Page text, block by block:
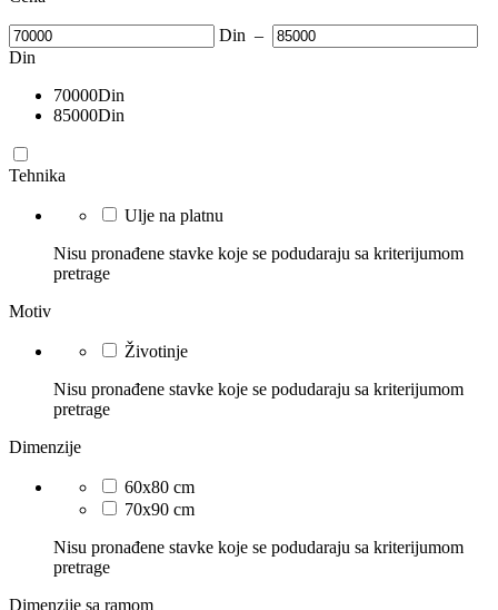
Din –
Din
70000Din
85000Din
Tehnika
Ulje na platnu
Nisu pronađene stavke koje se podudaraju sa kriterijumom
pretrage
Motiv
Životinje
Nisu pronađene stavke koje se podudaraju sa kriterijumom
pretrage
Dimenzije
60x80 cm
70x90 cm
Nisu pronađene stavke koje se podudaraju sa kriterijumom
pretrage
Dimenzije sa ramom